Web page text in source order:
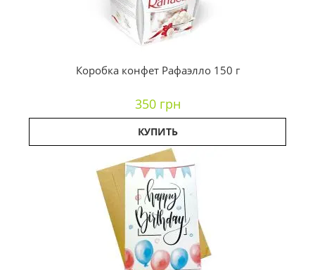
Коробка конфет Рафаэлло 150 г
350 грн
КУПИТЬ